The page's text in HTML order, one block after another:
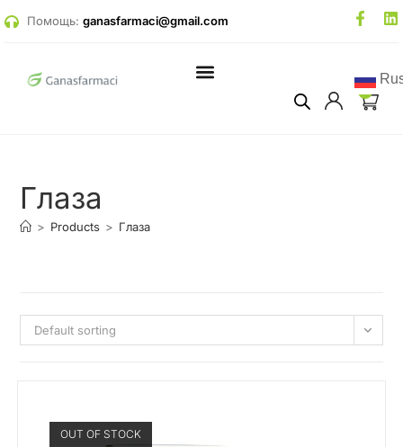
Помощь: ganasfarmaci@gmail.com
0
Глаза
> Products > Глаза
Default sorting
OUT OF STOCK